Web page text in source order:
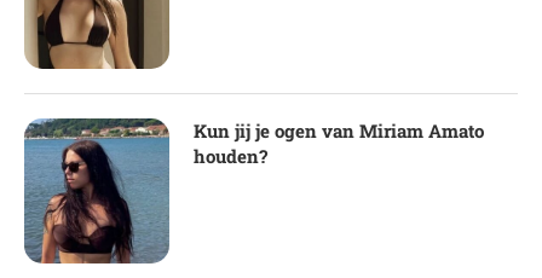
Kun jij je ogen van Miriam Amato
houden?